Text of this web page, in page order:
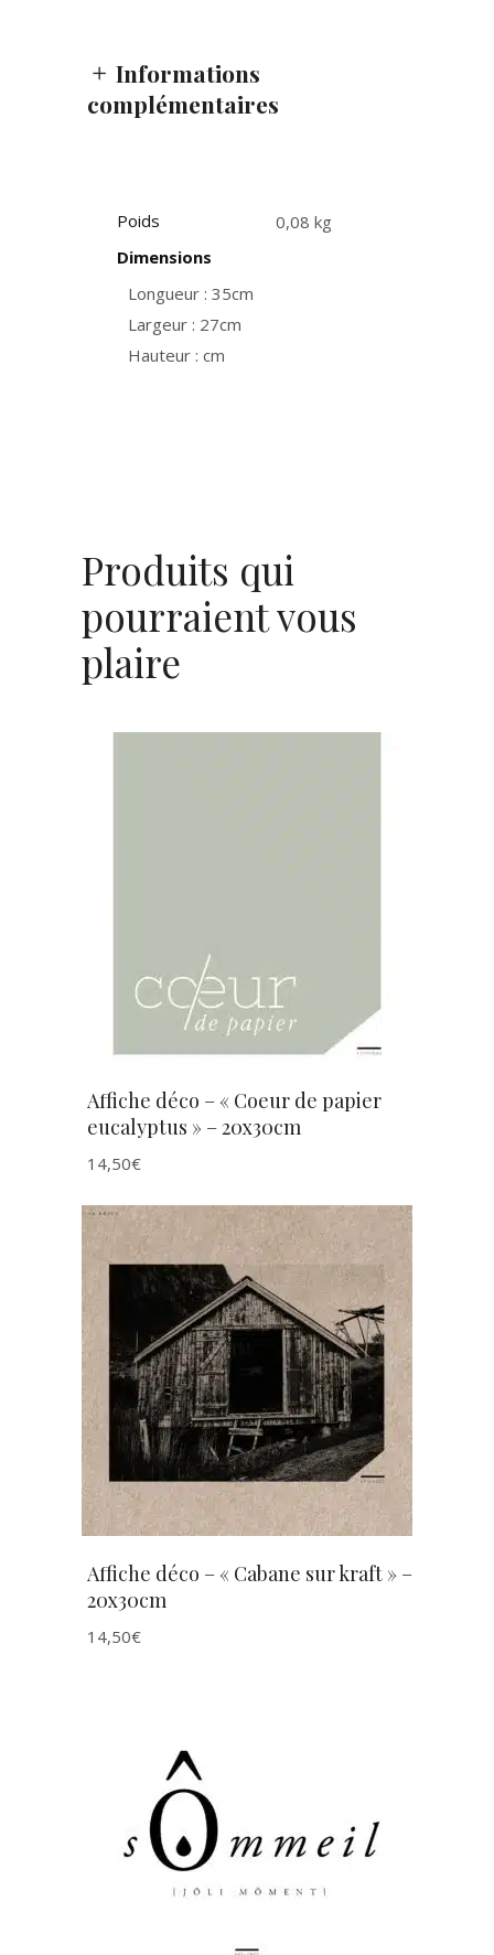
Informations
complémentaires
Poids
0,08 kg
Dimensions
Longueur : 35cm
Largeur : 27cm
Hauteur : cm
Produits qui
pourraient vous
plaire
Affiche déco – « Coeur de papier
eucalyptus » – 20x30cm
14,50€
AJOUTER AU PANIER
Affiche déco – « Cabane sur kraft » –
20x30cm
14,50€
AJOUTER AU PANIER